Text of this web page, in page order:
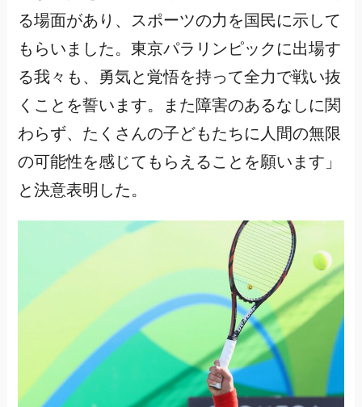
る場面があり、スポーツの力を国民に示して
もらいました。東京パラリンピックに出場す
る我々も、勇気と覚悟を持って全力で戦い抜
くことを誓います。また障害のあるなしに関
わらず、たくさんの子どもたちに人間の無限
の可能性を感じてもらえることを願います」
と決意表明した。